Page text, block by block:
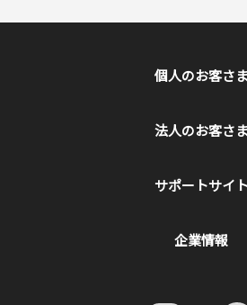
個人のお客さま
法人のお客さま
サポートサイト
企業情報